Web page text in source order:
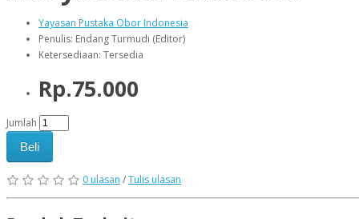
Yayasan Pustaka Obor Indonesia
Penulis: Endang Turmudi (Editor)
Ketersediaan: Tersedia
Rp.75.000
Jumlah
Beli
0 ulasan /Tulis ulasan